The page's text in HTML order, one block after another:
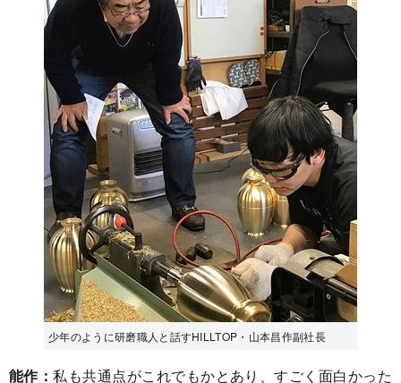
少年のように研磨職人と話すHILLTOP・山本昌作副社長
能作：私も共通点がこれでもかとあり、すごく面白かった